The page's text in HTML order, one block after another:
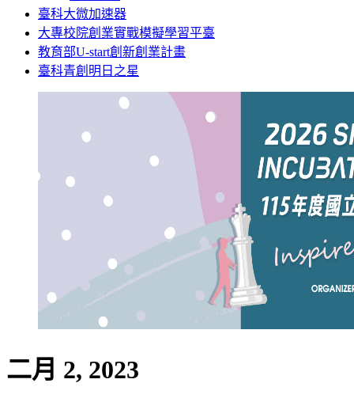
臺科大微加速器
大專校院創業實戰模擬學習平臺
教育部U-start創新創業計畫
臺科青創明日之星
二月 2, 2023